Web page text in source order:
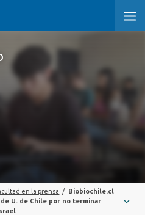
en la prensa /
Biobiochile.cl
U. de Chile por no terminar